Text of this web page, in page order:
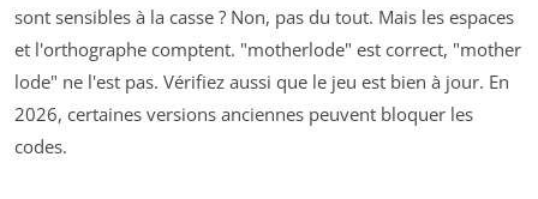
sont sensibles à la casse ? Non, pas du tout. Mais les espaces
et l'orthographe comptent. "motherlode" est correct, "mother
lode" ne l'est pas. Vérifiez aussi que le jeu est bien à jour. En
2026, certaines versions anciennes peuvent bloquer les
codes.